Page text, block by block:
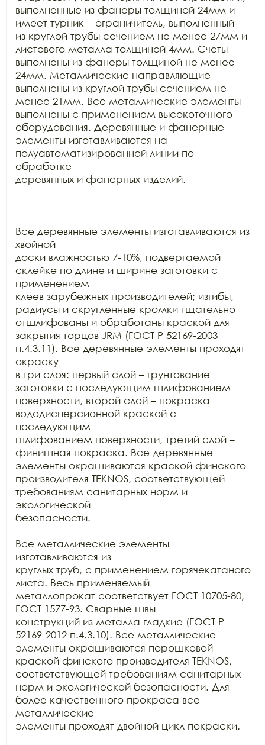
выполненные из фанеры толщиной 24мм и
имеет турник – ограничитель, выполненный
из круглой трубы сечением не менее 27мм и
листового металла толщиной 4мм. Счеты
выполнены из фанеры толщиной не менее
24мм. Металлические направляющие
выполнены из круглой трубы сечением не
менее 21мм. Все металлические элементы
выполнены с применением высокоточного
оборудования. Деревянные и фанерные
элементы изготавливаются на
полуавтоматизированной линии по
обработке
деревянных и фанерных изделий.
Все деревянные элементы изготавливаются из
хвойной
доски влажностью 7-10%, подвергаемой
склейке по длине и ширине заготовки с
применением
клеев зарубежных производителей; изгибы,
радиусы и скругленные кромки тщательно
отшлифованы и обработаны краской для
закрытия торцов JRM (ГОСТ Р 52169-2003
п.4.3.11). Все деревянные элементы проходят
окраску
в три слоя: первый слой – грунтование
заготовки с последующим шлифованием
поверхности, второй слой – покраска
вододисперсионной краской с
последующим
шлифованием поверхности, третий слой –
финишная покраска. Все деревянные
элементы окрашиваются краской финского
производителя TEKNOS, соответствующей
требованиям санитарных норм и
экологической
безопасности.
Все металлические элементы
изготавливаются из
круглых труб, с применением горячекатаного
листа. Весь применяемый
металлопрокат соответствует ГОСТ 10705-80,
ГОСТ 1577-93. Сварные швы
конструкций из металла гладкие (ГОСТ Р
52169-2012 п.4.3.10). Все металлические
элементы окрашиваются порошковой
краской финского производителя TEKNOS,
соответствующей требованиям санитарных
норм и экологической безопасности. Для
более качественного прокраса все
металлические
элементы проходят двойной цикл покраски.